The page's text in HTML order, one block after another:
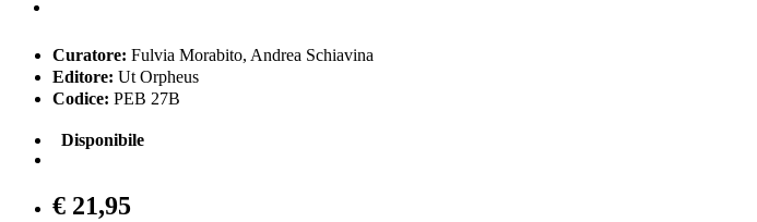
Curatore: Fulvia Morabito, Andrea Schiavina
Editore: Ut Orpheus
Codice: PEB 27B
Disponibile
€ 21,95